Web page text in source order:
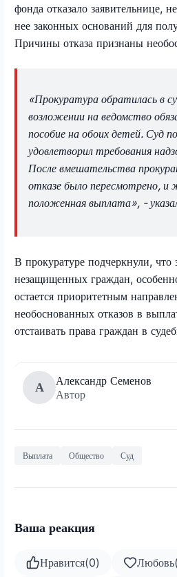
фонда отказало заявительнице,
нее законных оснований для
Причины отказа признаны
«Прокуратура обратилась в
возложении на ведомство
пособие на обоих детей. Суд
удовлетворил требования
После вмешательства
отказе было пересмотрено, и
положенная выплата», -
В прокуратуре подчеркнули, что
незащищенных граждан,
остается приоритетным
необоснованных отказов в
отстаивать права граждан в
А
Александр Семенов
Автор
Выплата Общество Суд
Ваша реакция
Нравится(0) Любовь(